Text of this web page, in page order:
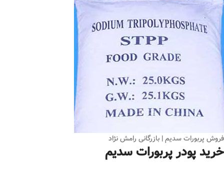
فروش پربورات سدیم | بازرگانی رامش نژاد
خرید پودر پربورات سدیم